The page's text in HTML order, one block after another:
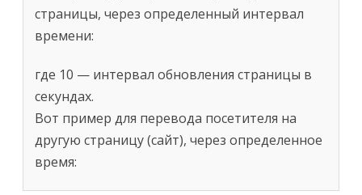
страницы, через определенный интервал
времени:
где 10 — интервал обновления страницы в
секундах.
Вот пример для перевода посетителя на
другую страницу (сайт), через определенное
время: